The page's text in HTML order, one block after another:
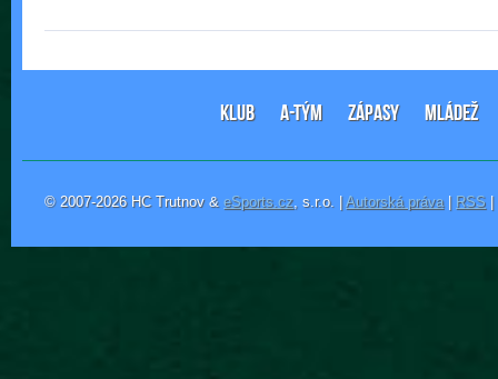
KLUB A-TÝM ZÁPASY MLÁDEŽ
© 2007-2026 HC Trutnov & eSports.cz, s.r.o. |Autorská práva| RSS |